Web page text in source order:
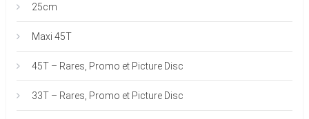
25cm
Maxi 45T
45T – Rares, Promo et Picture Disc
33T – Rares, Promo et Picture Disc